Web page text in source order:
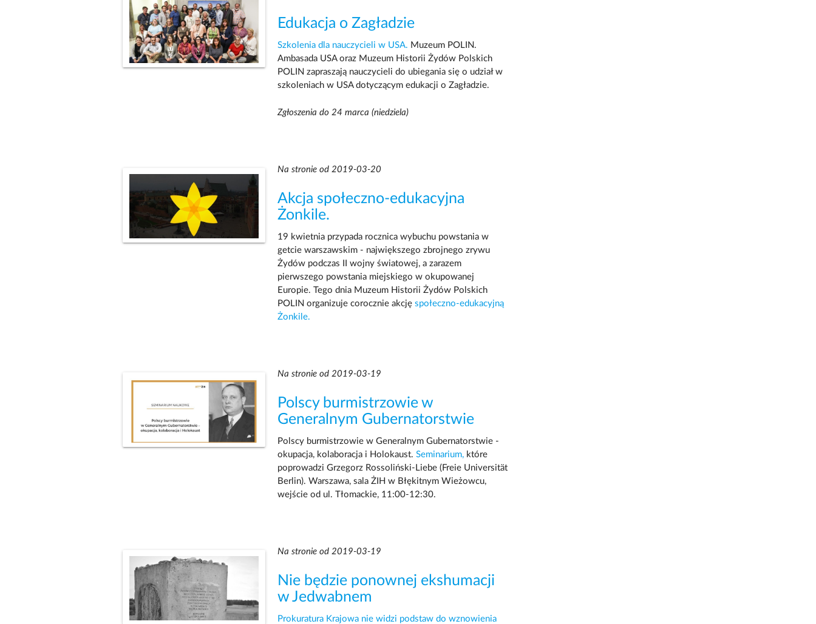
Edukacja o Zagładzie
Szkolenia dla nauczycieli w USA. Muzeum POLIN.
Ambasada USA oraz Muzeum Historii Żydów Polskich
POLIN zapraszają nauczycieli do ubiegania się o udział w
szkoleniach w USA dotyczącym edukacji o Zagładzie.
Zgłoszenia do 24 marca (niedziela)
Na stronie od 2019-03-20
Akcja społeczno-edukacyjna
Żonkile.
19 kwietnia przypada rocznica wybuchu powstania w
getcie warszawskim - największego zbrojnego zrywu
Żydów podczas II wojny światowej, a zarazem
pierwszego powstania miejskiego w okupowanej
Europie. Tego dnia Muzeum Historii Żydów Polskich
POLIN organizuje corocznie akcję społeczno-edukacyjną
Żonkile.
Na stronie od 2019-03-19
Polscy burmistrzowie w
Generalnym Gubernatorstwie
Polscy burmistrzowie w Generalnym Gubernatorstwie -
okupacja, kolaboracja i Holokaust. Seminarium,które
poprowadzi Grzegorz Rossoliński-Liebe (Freie Universität
Berlin). Warszawa, sala ŻIH w Błękitnym Wieżowcu,
wejście od ul. Tłomackie, 11:00-12:30.
Na stronie od 2019-03-19
Nie będzie ponownej ekshumacji
w Jedwabnem
Prokuratura Krajowa nie widzi podstaw do wznowienia